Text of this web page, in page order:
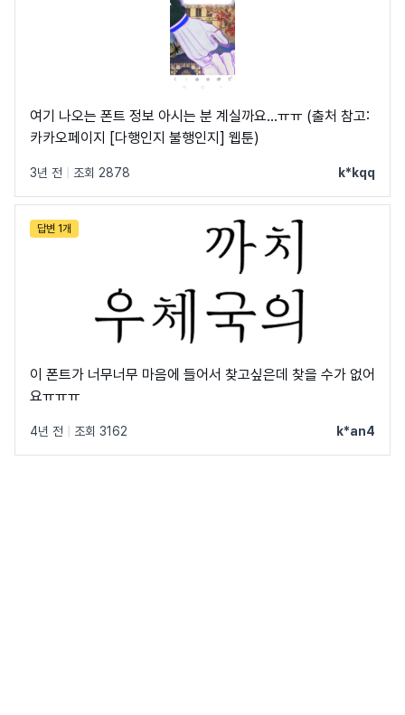
여기 나오는 폰트 정보 아시는 분 계실까요...ㅠㅠ (출처 참고:
카카오페이지 [다행인지 불행인지] 웹툰)
3년 전 조회 2878 k*kqq
답변 1개
이 폰트가 너무너무 마음에 들어서 찾고싶은데 찾을 수가 없어
요ㅠㅠㅠ
4년 전 조회 3162 k*an4